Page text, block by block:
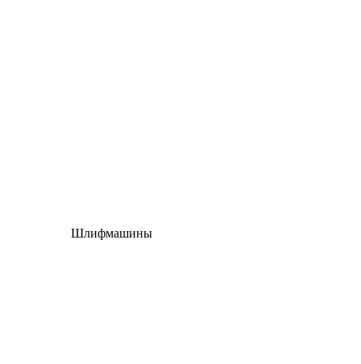
Шлифмашины